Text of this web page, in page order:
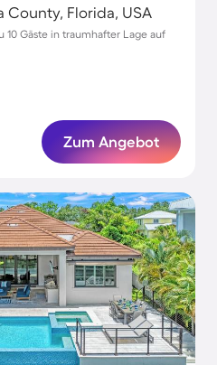
County, Florida, USA
10 Gäste in traumhafter Lage auf
Zum Angebot